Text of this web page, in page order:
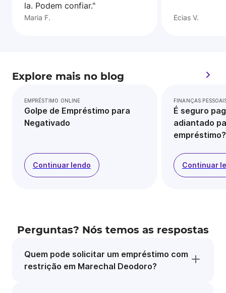
la. Podem confiar."
Maria F. Ecias V.
Explore mais no blog
EMPRÉSTIMO ONLINE
Golpe de Empréstimo para
Negativado
Continuar lendo
FINANÇAS
É seguro
adiantado
empréstimo?
Continuar
Perguntas? Nós temos as respostas
Quem pode solicitar um empréstimo com
restrição em Marechal Deodoro?